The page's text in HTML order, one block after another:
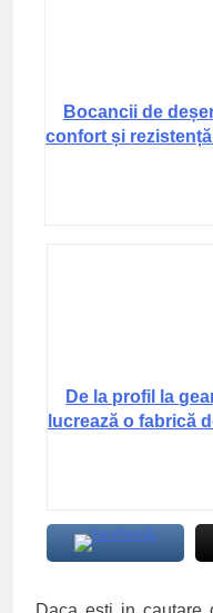
Bocancii de
confort și
De la profil la
lucrează o fabrică